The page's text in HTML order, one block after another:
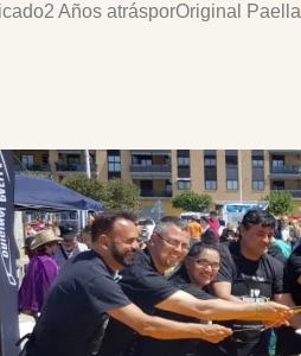
2 Años atrásporOriginal Paella